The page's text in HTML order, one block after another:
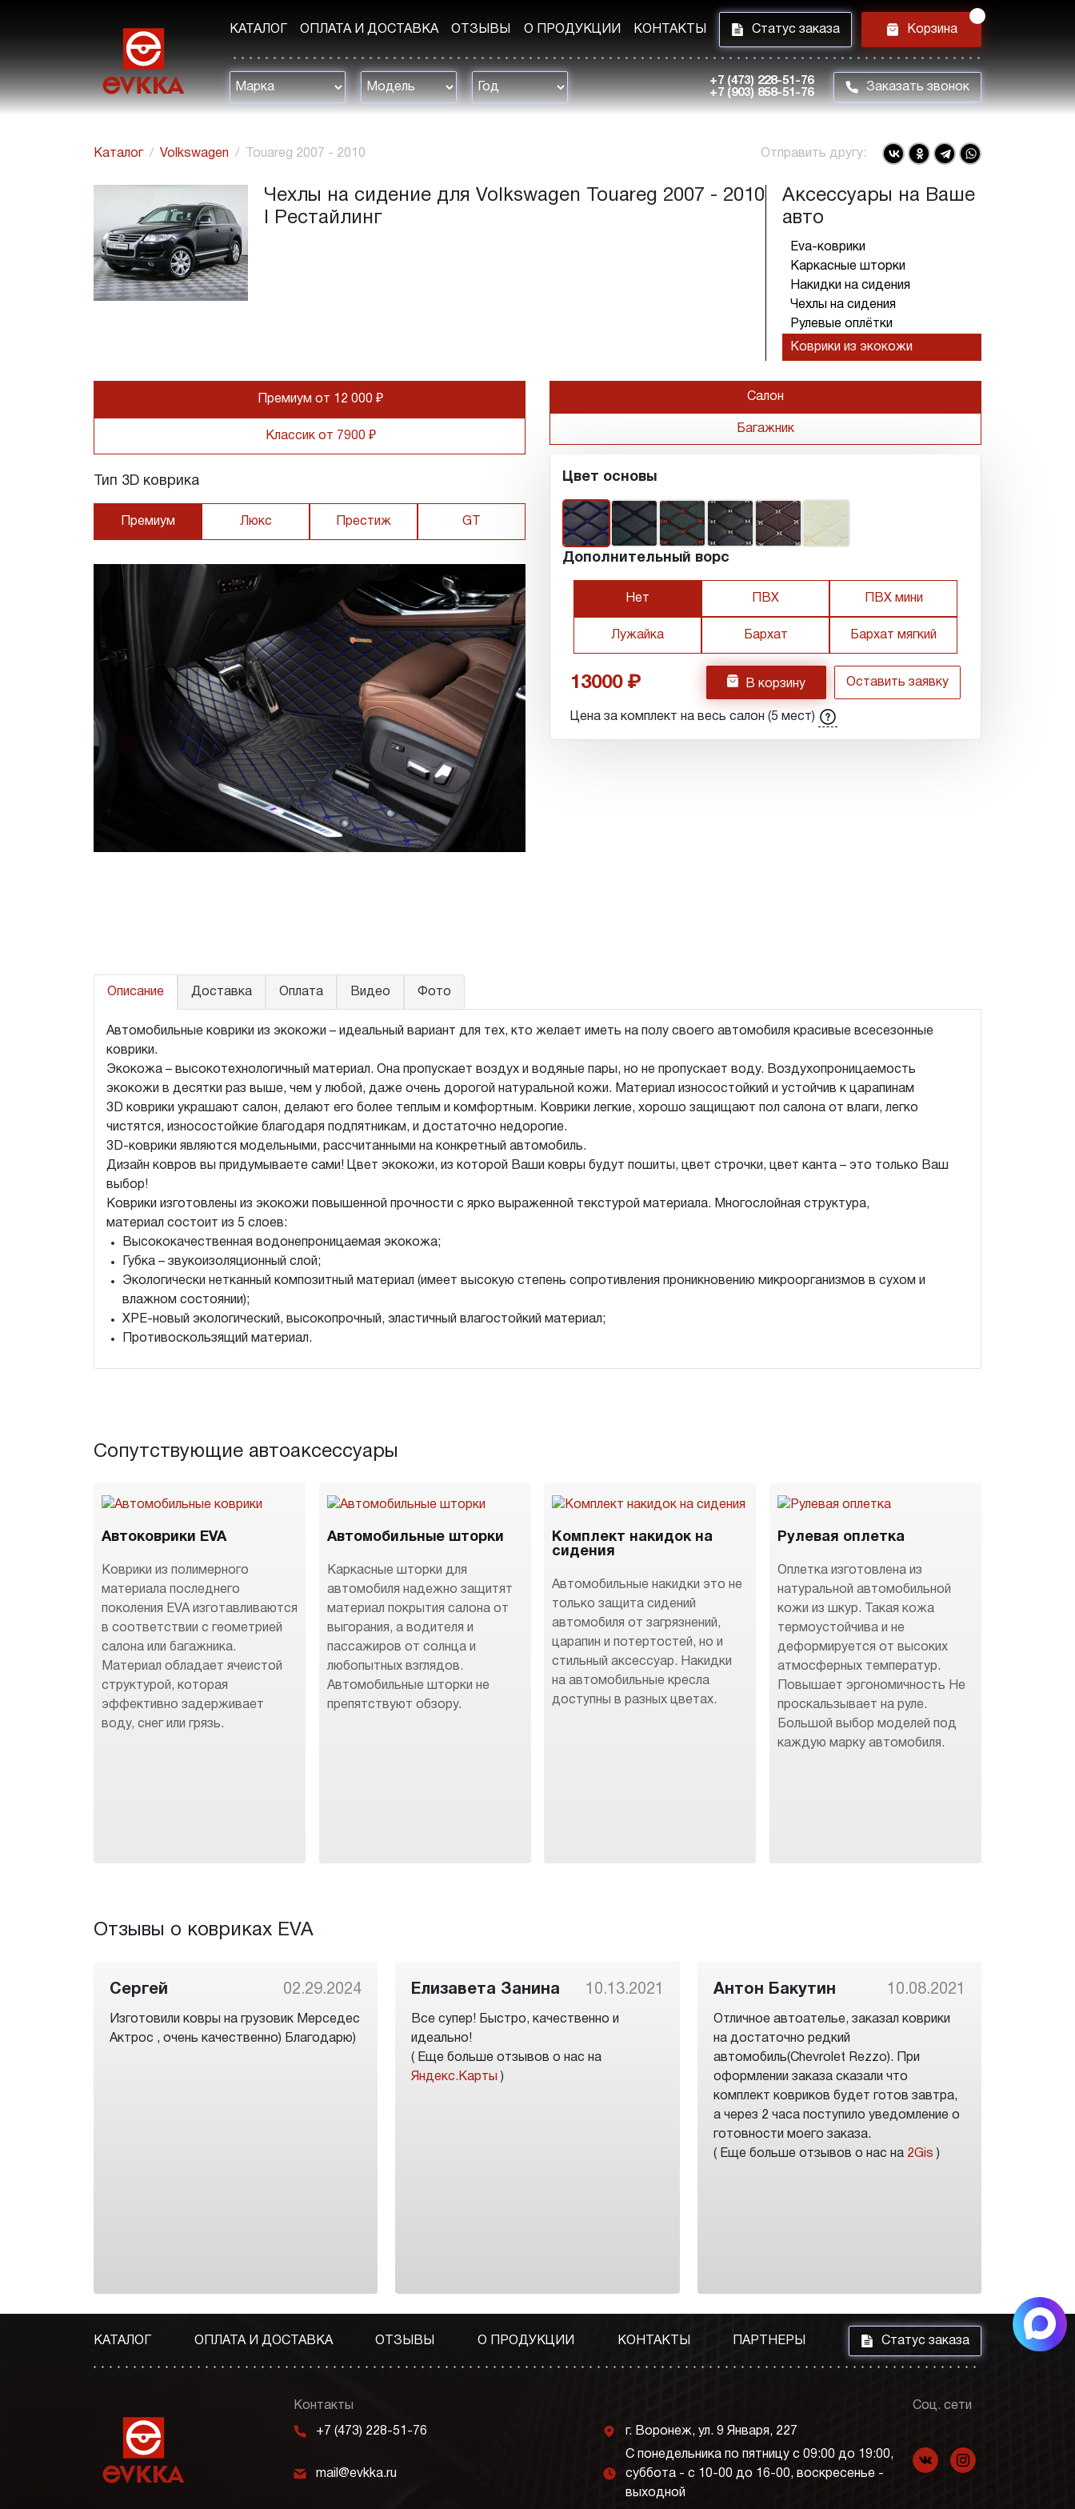
КАТАЛОГ ОПЛАТА И ДОСТАВКА ОТЗЫВЫ О ПРОДУКЦИИ КОНТАКТЫ i Статус заказа h Корзина
+7 (473) 228-51-76
+7 (903) 858-51-76
m Заказать звонок
Каталог Volkswagen Touareg 2007 - 2010 Отправить другу:
Чехлы на сидение для Volkswagen Touareg 2007 - 2010
I Рестайлинг
Аксессуары на Ваше
авто
Eva-коврики
Каркасные шторки
Накидки на сидения
Чехлы на сидения
Рулевые оплётки
Коврики из экокожи
Премиум от 12 000 ₽
Классик от 7900 ₽
Тип 3D коврика
Премиум Люкс Престиж GT
Салон
Багажник
Цвет основы
Дополнительный ворс
Нет ПВХ ПВХ мини
Лужайка Бархат Бархат мягкий
13000 h В корзину Оставить заявку
Цена за комплект на весь салон (5 мест)
Описание Доставка Оплата Видео Фото
Автомобильные коврики из экокожи – идеальный вариант для тех, кто желает иметь на полу своего автомобиля красивые всесезонные
коврики.
Экокожа – высокотехнологичный материал. Она пропускает воздух и водяные пары, но не пропускает воду. Воздухопроницаемость
экокожи в десятки раз выше, чем у любой, даже очень дорогой натуральной кожи. Материал износостойкий и устойчив к царапинам
3D коврики украшают салон, делают его более теплым и комфортным. Коврики легкие, хорошо защищают пол салона от влаги, легко
чистятся, износостойкие благодаря подпятникам, и достаточно недорогие.
3D-коврики являются модельными, рассчитанными на конкретный автомобиль.
Дизайн ковров вы придумываете сами! Цвет экокожи, из которой Ваши ковры будут пошиты, цвет строчки, цвет канта – это только Ваш
выбор!
Коврики изготовлены из экокожи повышенной прочности с ярко выраженной текстурой материала. Многослойная структура,
материал состоит из 5 слоев:
Высококачественная водонепроницаемая экокожа;
Губка – звукоизоляционный слой;
Экологически нетканный композитный материал (имеет высокую степень сопротивления проникновению микроорганизмов в сухом и
влажном состоянии);
XPE-новый экологический, высокопрочный, эластичный влагостойкий материал;
Противоскользящий материал.
Сопутствующие автоаксессуары
Автоковрики EVA
Коврики из полимерного
материала последнего
поколения EVA изготавливаются
в соответствии с геометрией
салона или багажника.
Материал обладает ячеистой
структурой, которая
эффективно задерживает
воду, снег или грязь.
Автомобильные шторки
Каркасные шторки для
автомобиля надежно защитят
материал покрытия салона от
выгорания, а водителя и
пассажиров от солнца и
любопытных взглядов.
Автомобильные шторки не
препятствуют обзору.
Комплект накидок на
сидения
Автомобильные накидки это не
только защита сидений
автомобиля от загрязнений,
царапин и потертостей, но и
стильный аксессуар. Накидки
на автомобильные кресла
доступны в разных цветах.
Рулевая оплетка
Оплетка изготовлена из
натуральной автомобильной
кожи из шкур. Такая кожа
термоустойчива и не
деформируется от высоких
атмосферных температур.
Повышает эргономичность Не
проскальзывает на руле.
Большой выбор моделей под
каждую марку автомобиля.
Отзывы о ковриках EVA
Сергей 02.29.2024
Изготовили ковры на грузовик Мерседес
Актрос , очень качественно) Благодарю)
Елизавета Занина 10.13.2021
Все супер! Быстро, качественно и
идеально!
( Еще больше отзывов о нас на
Яндекс.Карты
)
Антон Бакутин 10.08.2021
Отличное автоателье, заказал коврики
на достаточно редкий
автомобиль(Chevrolet Rezzo). При
оформлении заказа сказали что
комплект ковриков будет готов завтра,
а через 2 часа поступило уведомление о
готовности моего заказа.
( Еще больше отзывов о нас на 2Gis )
КАТАЛОГ ОПЛАТА И ДОСТАВКА ОТЗЫВЫ О ПРОДУКЦИИ КОНТАКТЫ ПАРТНЕРЫ i Статус заказа
Контакты
m +7 (473) 228-51-76 j г. Воронеж, ул. 9 Января, 227
k mail@evkka.ru l
С понедельника по пятницу с 09:00 до 19:00,
суббота - с 10-00 до 16-00, воскресенье -
выходной
Соц. сети
f p